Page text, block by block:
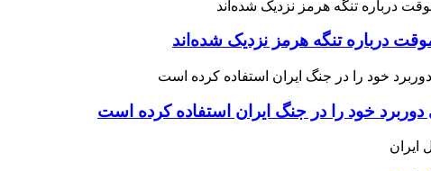
درباره تنگه هرمز نزدیک شده‌اند
خود را در جنگ ایران استفاده کرده است